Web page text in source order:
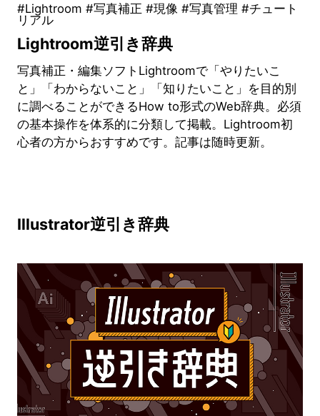
#Lightroom #写真補正 #現像 #写真管理 #チュート
リアル
Lightroom逆引き辞典
写真補正・編集ソフトLightroomで「やりたいこ
と」「わからないこと」「知りたいこと」を目的別
に調べることができるHow to形式のWeb辞典。必須
の基本操作を体系的に分類して掲載。Lightroom初
心者の方からおすすめです。記事は随時更新。
Illustrator逆引き辞典